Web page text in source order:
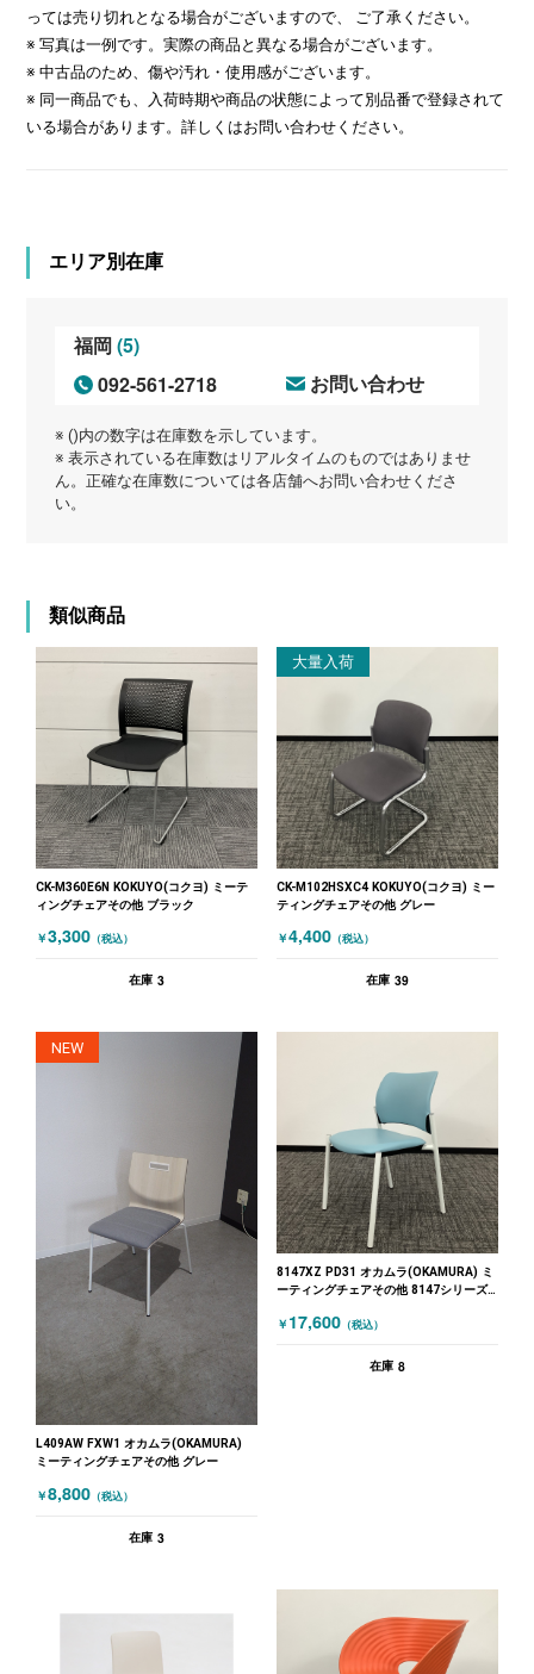
っては売り切れとなる場合がございますので、 ご了承ください。
※ 写真は一例です。実際の商品と異なる場合がございます。
※ 中古品のため、傷や汚れ・使用感がございます。
※ 同一商品でも、入荷時期や商品の状態によって別品番で登録されて
いる場合があります。詳しくはお問い合わせください。
エリア別在庫
福岡(5)
092-561-2718
お問い合わせ
※ ()内の数字は在庫数を示しています。
※ 表示されている在庫数はリアルタイムのものではありませ
ん。正確な在庫数については各店舗へお問い合わせくださ
い。
類似商品
CK-M360E6N KOKUYO(コクヨ) ミーテ
ィングチェアその他 ブラック
￥3,300 （税込）
在庫 3
大量入荷
CK-M102HSXC4 KOKUYO(コクヨ) ミー
ティングチェアその他 グレー
￥4,400 （税込）
在庫 39
NEW
L409AW FXW1 オカムラ(OKAMURA)
ミーティングチェアその他 グレー
￥8,800 （税込）
在庫 3
8147XZ PD31 オカムラ(OKAMURA) ミ
ーティングチェアその他 8147シリーズ
￥ 17,600 （税込）
在庫 8